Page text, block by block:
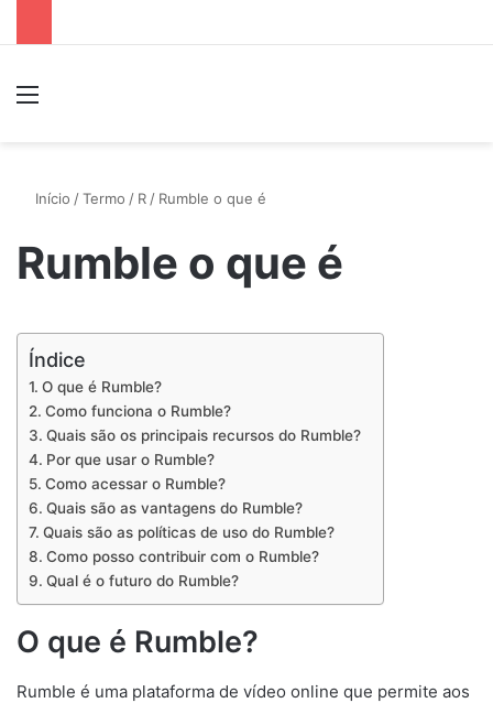
Início /Termo / R / Rumble o que é
Rumble o que é
Índice
O que é Rumble?
Como funciona o Rumble?
Quais são os principais recursos do Rumble?
Por que usar o Rumble?
Como acessar o Rumble?
Quais são as vantagens do Rumble?
Quais são as políticas de uso do Rumble?
Como posso contribuir com o Rumble?
Qual é o futuro do Rumble?
O que é Rumble?
Rumble é uma plataforma de vídeo online que permite aos